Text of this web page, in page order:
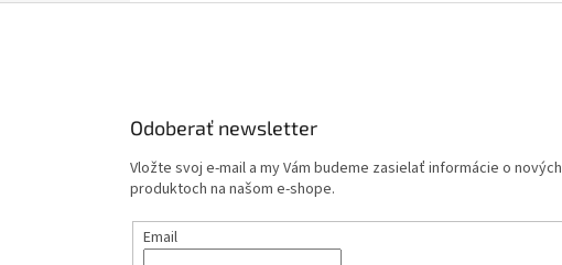
Odoberať newsletter
Vložte svoj e-mail a my Vám budeme zasielať informácie o nových
produktoch na našom e-shope.
Email